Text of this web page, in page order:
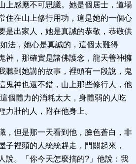
上感應不可思議。她是個居士，道場
住在山上修行用功，這是她的一個心
是出家人，她是真誠的恭敬，恭敬供
法，她心是真誠的，這個太難得
神，那確實是諸佛護念，龍天善神擁
聽到她講的故事，裡頭有一段說，鬼
鬼神也還不錯，山上那些修行人，他
個體力的消耗太大，身體弱的人吃
力壯的人，附在他身上。
，但是那一天看到他，臉色蒼白，非
子裡頭的人統統趕走，門關起來，
說。「你今天怎麼搞的?」他說：我